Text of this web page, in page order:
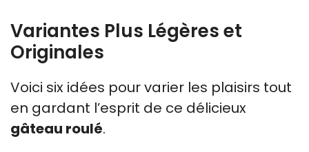
Variantes Plus Légères et
Originales
Voici six idées pour varier les plaisirs tout
en gardant l’esprit de ce délicieux
gâteau roulé.